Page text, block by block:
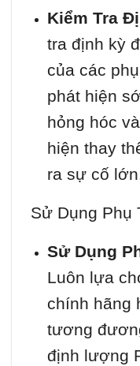
Kiểm Tra
tra định kỳ
của các
phát hiện
hỏng hóc
hiện thay
ra sự cố
Sử Dụng Phụ
Sử Dụng
Luôn lựa
chính hãng
tương
định lượng